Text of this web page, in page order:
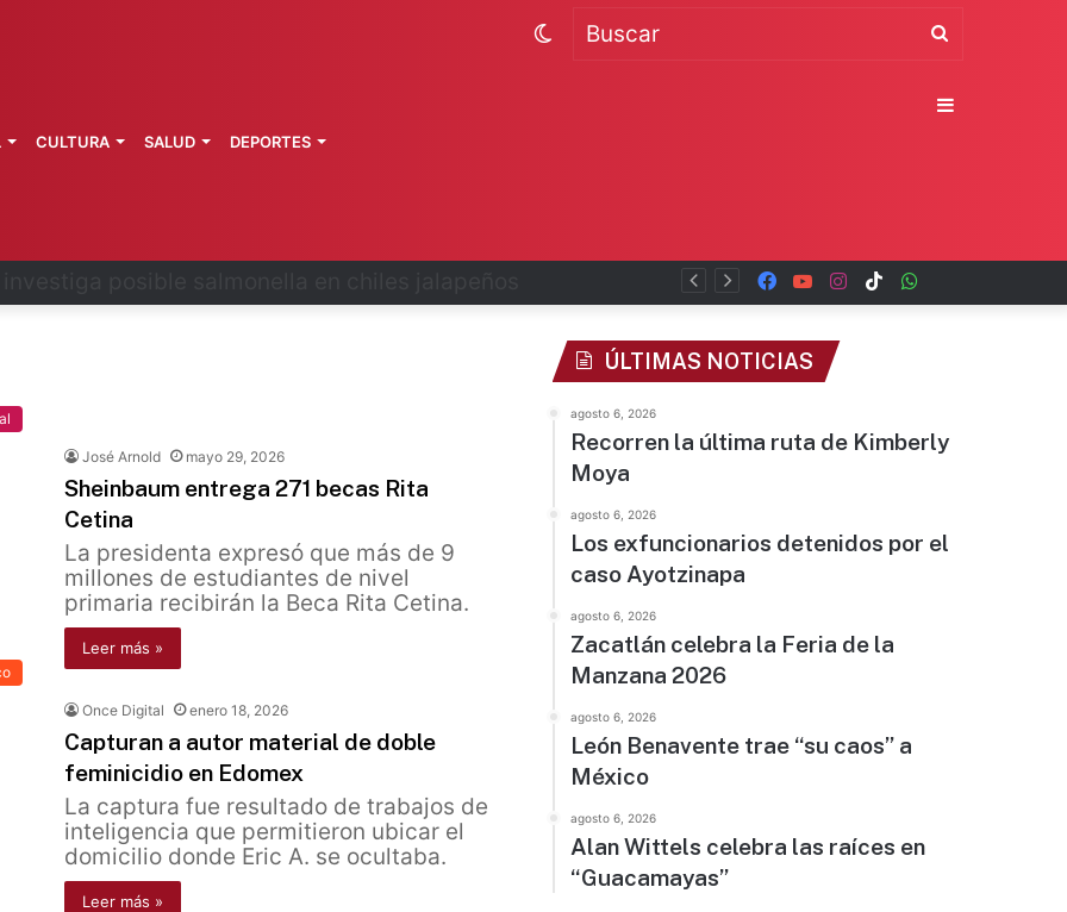
TikTok
Instagram
YouTube
Facebook
CULTURA SALUD DEPORTES
Switch
José Arnold mayo 29, 2026
Sheinbaum entrega 271 becas Rita
Cetina
La presidenta expresó que más de 9
millones de estudiantes de nivel
primaria recibirán la Beca Rita Cetina.
Leer más »
Once Digital enero 18, 2026
Capturan a autor material de doble
feminicidio en Edomex
La captura fue resultado de trabajos de
inteligencia que permitieron ubicar el
domicilio donde Eric A. se ocultaba.
Leer más »
ÚLTIMAS NOTICIAS
agosto 6, 2026
Recorren la última ruta de Kimberly
Moya
agosto 6, 2026
Los exfuncionarios detenidos por el
caso Ayotzinapa
agosto 6, 2026
Zacatlán celebra la Feria de la
Manzana 2026
agosto 6, 2026
León Benavente trae “su caos” a
México
agosto 6, 2026
Alan Wittels celebra las raíces en
“Guacamayas”